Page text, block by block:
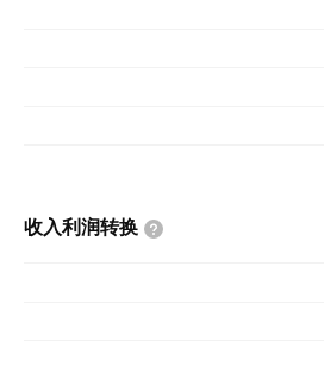
收入利润转换